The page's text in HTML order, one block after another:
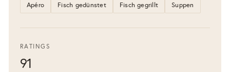
Apéro Fisch gedünstet Fisch gegrillt Suppen
RATINGS
91